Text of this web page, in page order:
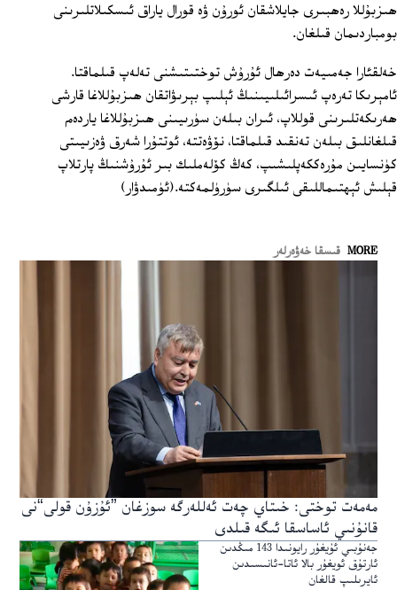
ھىزبۇللا رەھبىرى جايلاشقان ئورۇن ۋە قورال ياراق ئىسكىلاتلىرىنى
بومباردىمان قىلغان.
خەلقئارا جەمىيەت دەرھال ئۇرۇش توختىتىشنى تەلەپ قىلماقتا.
ئامېرىكا تەرەپ ئىسرائىلىيىنىڭ ئېلىپ بېرىۋاتقان ھىزبۇللاغا قارشى
ھەرىكەتلىرىنى قوللاپ، ئىران بىلەن سۈرىيىنى ھىزبۇللاغا ياردەم
قىلغانلىق بىلەن تەنقىد قىلماقتا، نۆۋەتتە، ئوتتۇرا شەرق ۋەزىيىتى
كۈنسايىن مۇرەككەپلىشىپ، كەڭ كۆلەملىك بىر ئۇرۇشنىڭ پارتلاپ
قېلىش ئېھتىماللىقى ئىلگىرى سۈرۈلمەكتە.(ئۈمىدۋار)
MORE قىسقا خەۋەرلەر
مەمەت توختى: خىتاي چەت ئەللەرگە سوزغان ”ئۇزۇن قولى“نى
قانۇنىي ئاساسقا ئىگە قىلدى
جەنۇبىي ئۇيغۇر رايونىدا 143 مىڭدىن
ئارتۇق ئويغۇر بالا ئاتا-ئانىسىدىن
ئايرىلىپ قالغان